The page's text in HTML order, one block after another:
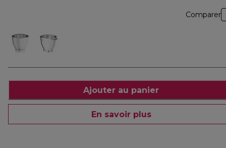
Comparer
Ajouter au panier
En savoir plus